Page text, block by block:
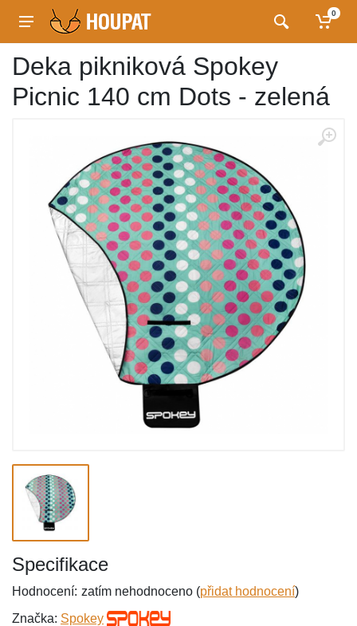
0
Deka pikniková Spokey
Picnic 140 cm Dots - zelená
Specifikace
Hodnocení: zatím nehodnoceno (přidat hodnocení)
Značka: Spokey